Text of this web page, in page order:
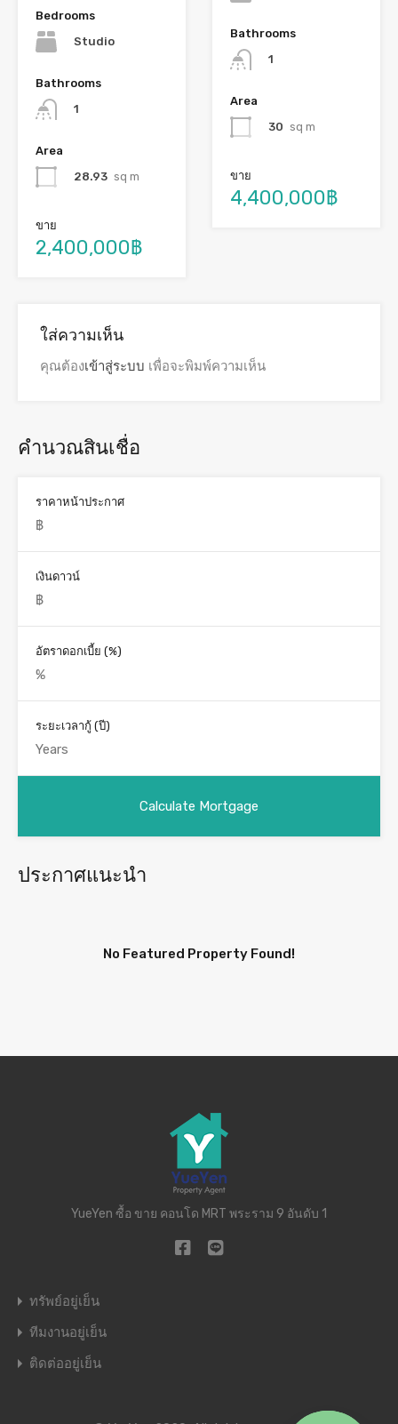
Bedrooms
Studio
Bathrooms
1
Area
28.93 sq m
ขาย
2,400,000฿
Bathrooms
1
Area
30 sq m
ขาย
4,400,000฿
ใส่ความเห็น
คุณต้องเข้าสู่ระบบ เพื่อจะพิมพ์ความเห็น
คำนวณสินเชื่อ
ราคาหน้าประกาศ
เงินดาวน์
อัตราดอกเบี้ย (%)
ระยะเวลากู้ (ปี)
ประกาศแนะนำ
No Featured Property Found!
YueYen ซื้อ ขาย คอนโด MRT พระราม 9 อันดับ 1
ทรัพย์อยู่เย็น
ทีมงานอยู่เย็น
ติดต่ออยู่เย็น